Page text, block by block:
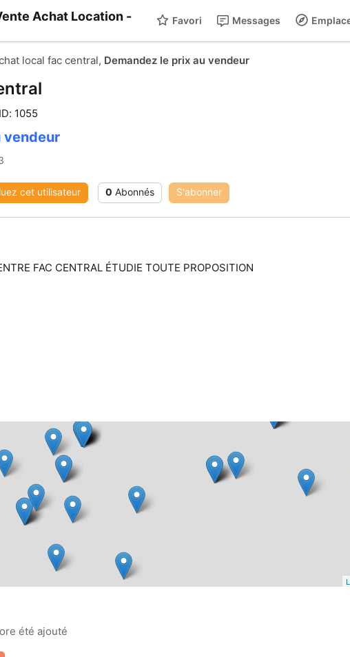
Messages
Favori
local fac central, Demandez le prix au vendeur
ID: 1055
vendeur
cet utilisateur 0 Abonnés S'abonner
FAC CENTRAL ÉTUDIE TOUTE PROPOSITION
été ajouté